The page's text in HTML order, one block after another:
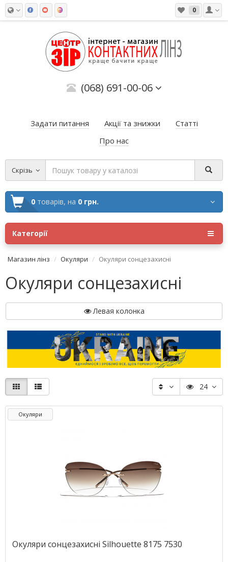
0
(068) 691-00-06
Задати питання Акції та знижки
Статті
Про нас
Скрізь
0 товарів, на 0 грн.
Категорії
Магазин лінз Окуляри Окуляри сонцезахисні
Окуляри сонцезахисні
Левая колонка
24
Окуляри
Окуляри сонцезахисні Silhouette 8175 7530